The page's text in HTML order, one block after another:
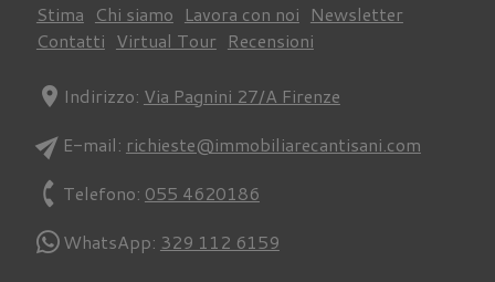
Stima Chi siamo Lavora con noi Newsletter
Contatti Virtual Tour Recensioni
location_on Indirizzo: Via Pagnini 27/A Firenze
sendE-mail: richieste@immobiliarecantisani.com
phoneTelefono: 055 4620186
WhatsApp: 329 112 6159